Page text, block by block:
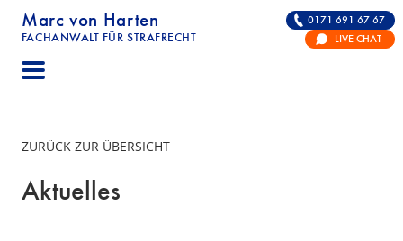
Marc von Harten
FACHANWALT FÜR STRAFRECHT
STRAFRECHT | RECHTSANWALT FÜR DIE
0171 691 67 67
LIVE CHAT
ZURÜCK ZUR ÜBERSICHT
Aktuelles